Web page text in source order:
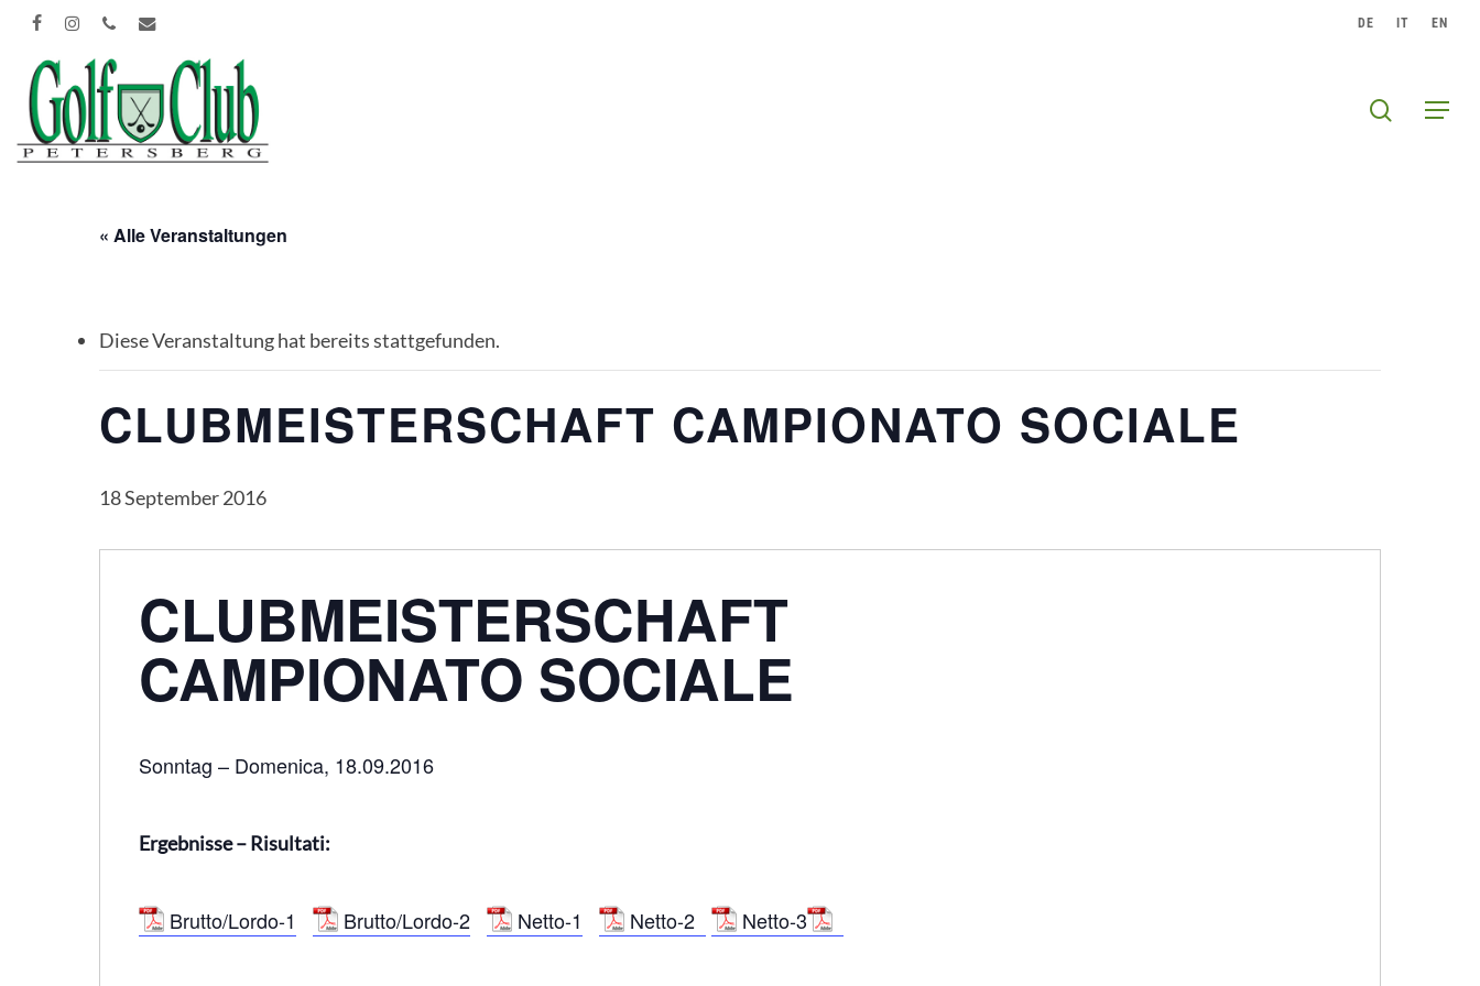
Skip
main
content
DE IT EN
Menu
search
« Alle Veranstaltungen
Diese Veranstaltung hat bereits stattgefunden.
CLUBMEISTERSCHAFT CAMPIONATO SOCIALE
18 September 2016
CLUBMEISTERSCHAFT
CAMPIONATO SOCIALE
Sonntag – Domenica, 18.09.2016
Ergebnisse – Risultati:
Brutto/Lordo-1 Brutto/Lordo-2 Netto-1 Netto-2 Netto-3